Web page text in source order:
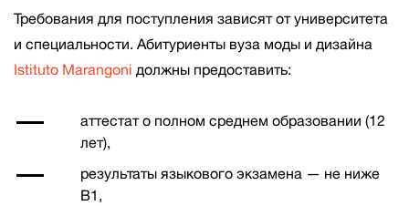
Требования для поступления зависят от университета
и специальности. Абитуриенты вуза моды и дизайна
Istituto Marangoni должны предоставить:
аттестат о полном среднем образовании (12
лет),
результаты языкового экзамена — не ниже
B1,